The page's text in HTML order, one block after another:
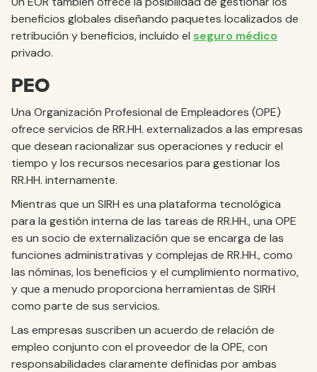
beneficios globales diseñando paquetes localizados de
retribución y beneficios, incluido el seguro médico
privado.
PEO
Una Organización Profesional de Empleadores (OPE)
ofrece servicios de RR.HH. externalizados a las empresas
que desean racionalizar sus operaciones y reducir el
tiempo y los recursos necesarios para gestionar los
RR.HH. internamente.
Mientras que un SIRH es una plataforma tecnológica
para la gestión interna de las tareas de RR.HH., una OPE
es un socio de externalización que se encarga de las
funciones administrativas y complejas de RR.HH., como
las nóminas, los beneficios y el cumplimiento normativo,
y que a menudo proporciona herramientas de SIRH
como parte de sus servicios.
Las empresas suscriben un acuerdo de relación de
empleo conjunto con el proveedor de la OPE, con
responsabilidades claramente definidas por ambas